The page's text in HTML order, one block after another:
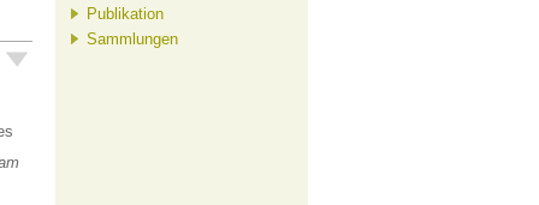
Publikation
Sammlungen